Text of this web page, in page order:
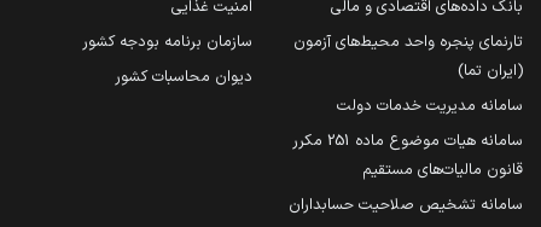
بانک داده‌های اقتصادی و مالی
تارنمای پنجره واحد محیط‌های آزمون
(ایران تما)
سامانه مدیریت خدمات دولت
سامانه هیات موضوع ماده 251 مکرر
قانون مالیات‌های مستقیم
سامانه تشخیص صلاحیت حسابداران
امنیت غذایی
سازمان برنامه بودجه کشور
دیوان محاسبات کشور